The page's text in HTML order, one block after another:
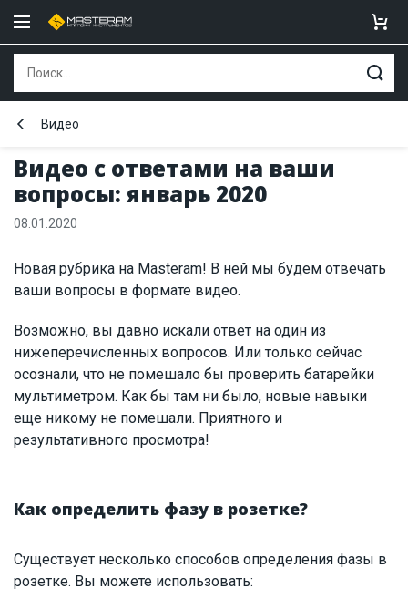
Видео с ответами на ваши
вопросы: январь 2020
Видео
08.01.2020
Новая рубрика на Masteram! В ней мы будем отвечать
ваши вопросы в формате видео.
Возможно, вы давно искали ответ на один из
нижеперечисленных вопросов. Или только сейчас
осознали, что не помешало бы проверить батарейки
мультиметром. Как бы там ни было, новые навыки
еще никому не помешали. Приятного и
результативного просмотра!
Как определить фазу в розетке?
Существует несколько способов определения фазы в
розетке. Вы можете использовать: